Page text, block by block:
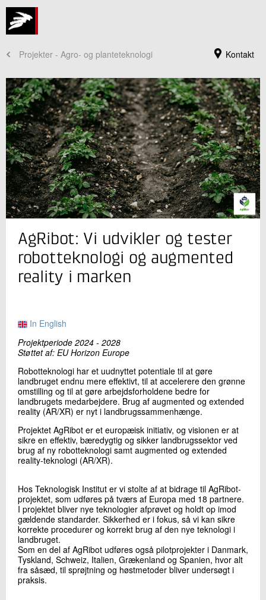
Kontakt
Projekter - Agro- og planteteknologi
Jeg er din kontaktperson
Andrés Villa Henriksen
Faglig leder
Landbrug og Digitalisering
+45 72 20 24 69
Send e-mail
Skriv til mig
Send
AgRibot: Vi udvikler og tester
robotteknologi og augmented
reality i marken
In English
Projektperiode 2024 - 2028
Støttet af: EU Horizon Europe
Robotteknologi har et uudnyttet potentiale til at gøre
landbruget endnu mere effektivt, til at accelerere den grønne
omstilling og til at gøre arbejdsforholdene bedre for
landbrugets medarbejdere. Brug af augmented og extended
reality (AR/XR) er nyt i landbrugssammenhænge.
Projektet AgRibot er et europæisk initiativ, og visionen er at
sikre en effektiv, bæredygtig og sikker landbrugssektor ved
brug af ny robotteknologi samt augmented og extended
reality-teknologi (AR/XR).
Hos Teknologisk Institut er vi stolte af at bidrage til AgRibot-
projektet, som udføres på tværs af Europa med 18 partnere.
I projektet bliver nye teknologier afprøvet og holdt op imod
gældende standarder. Sikkerhed er i fokus, så vi kan sikre
korrekte procedurer og korrekt brug af den nye teknologi i
landbruget.
Som en del af AgRibot udføres også pilotprojekter i Danmark,
Tyskland, Schweiz, Italien, Grækenland og Spanien, hvor alt
fra såsæd, til sprøjtning og høstmetoder bliver undersøgt i
praksis.